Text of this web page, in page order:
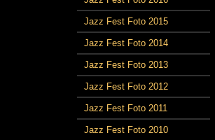
Jazz Fest Foto 2015
Jazz Fest Foto 2014
Jazz Fest Foto 2013
Jazz Fest Foto 2012
Jazz Fest Foto 2011
Jazz Fest Foto 2010